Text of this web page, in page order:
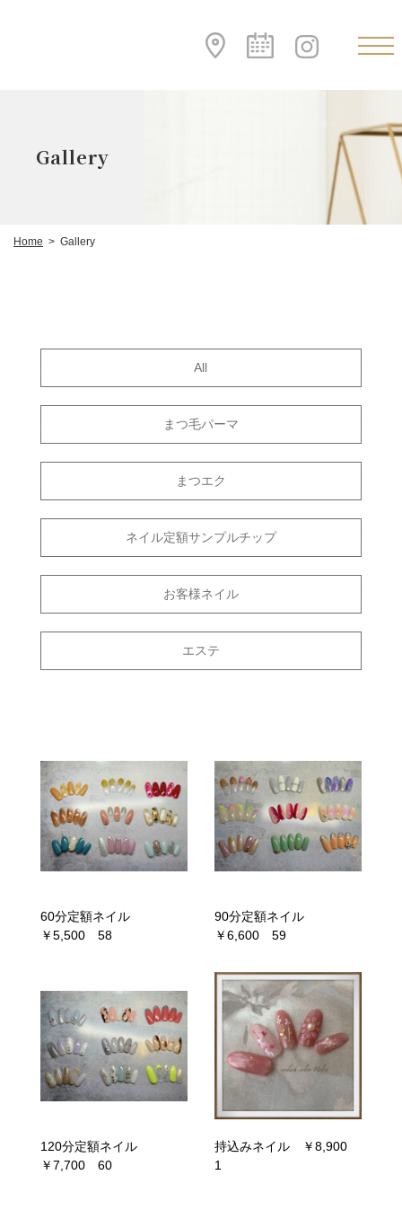
Gallery
Home > Gallery
All
まつ毛パーマ
まつエク
ネイル定額サンプルチップ
お客様ネイル
エステ
60分定額ネイル
￥5,500 58
90分定額ネイル
￥6,600 59
120分定額ネイル
￥7,700 60
持込みネイル ￥8,900
1